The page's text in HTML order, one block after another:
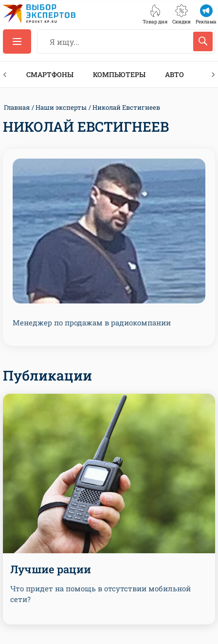
Товар дня Скидки Реклама
СМАРТФОНЫ КОМПЬЮТЕРЫ АВТО
Главная Наши эксперты Николай Евстигнеев
НИКОЛАЙ ЕВСТИГНЕЕВ
Менеджер по продажам в радиокомпании
Публикации
Лучшие рации
Что придет на помощь в отсутствии мобильной
сети?